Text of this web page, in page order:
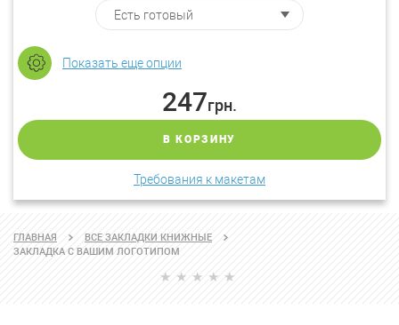
Показать еще опции
247грн.
В КОРЗИНУ
Требования к макетам
ГЛАВНАЯ
ВСЕ ЗАКЛАДКИ КНИЖНЫЕ
ЗАКЛАДКА С ВАШИМ ЛОГОТИПОМ